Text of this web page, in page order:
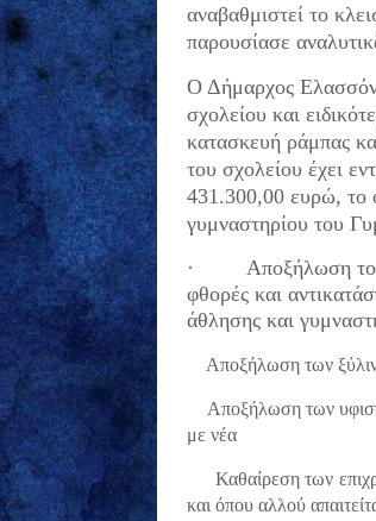
αναβαθμιστεί το
παρουσίασε
Ο Δήμαρχος
σχολείου και
κατασκευή ράμπας
του σχολείου έχει
431.300,00 ευρώ, το
γυμναστηρίου του
·
Αποξήλωση
φθορές και
άθλησης και
Αποξήλωση των
Αποξήλωση των
με νέα
Καθαίρεση των
και όπου αλλού